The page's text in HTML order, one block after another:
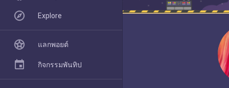
Pantip Pick Explore
แลกพอยต์
กิจกรรมพันทิป